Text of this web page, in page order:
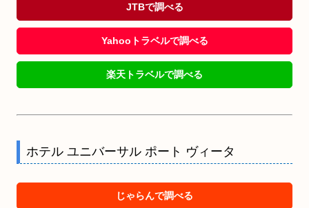
JTBで調べる
Yahooトラベルで調べる
楽天トラベルで調べる
ホテル ユニバーサル ポート ヴィータ
じゃらんで調べる